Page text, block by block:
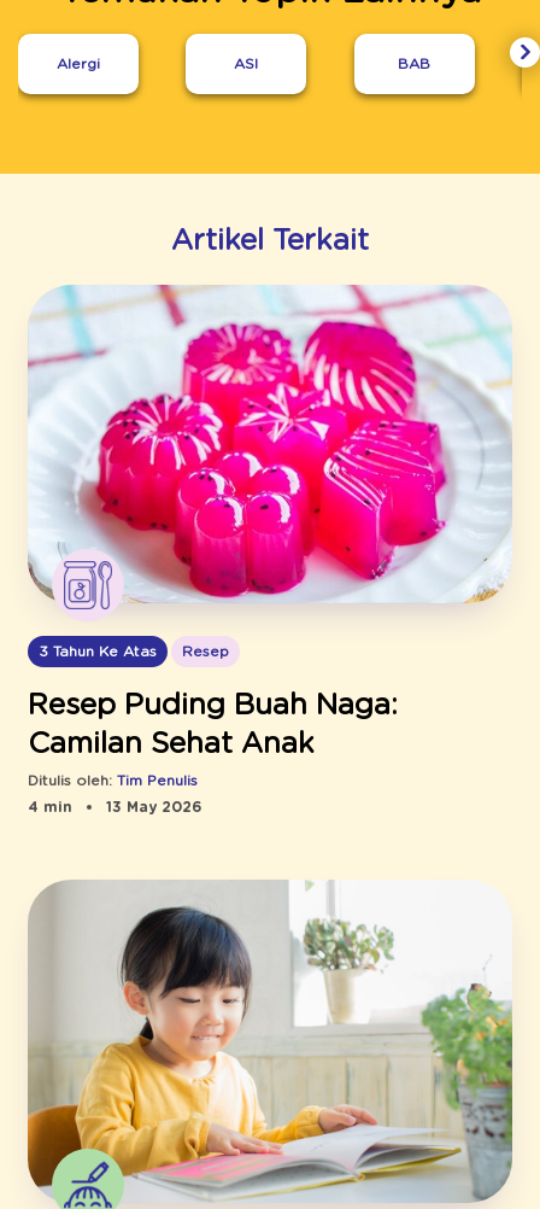
Alergi ASI BAB
Artikel Terkait
3 Tahun Ke Atas Resep
Resep Puding Buah Naga:
Camilan Sehat Anak
Ditulis oleh: Tim Penulis
4 min
13 May 2026